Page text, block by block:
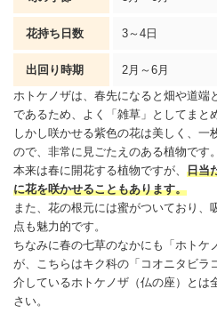
花持ち日数 3～4日
出回り時期
2月～6月
ホトケノザは、春先になると畑や道端
であるため、よく「雑草」としてまと
しかし咲かせる紫色の花は美しく、一
ので、非常に見ごたえのある植物です。
本来は春に開花する植物ですが、 日当
に花を咲かせることもあります。
また、花の根元には蜜がついており、
点も魅力的です。
ちなみに春の七草のなかにも「ホトケ
が、こちらはキク科の「コオニタビラ
介しているホトケノザ（仏の座）とは
さい。